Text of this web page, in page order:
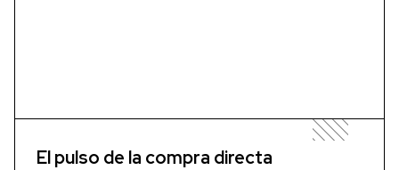
El pulso de la compra directa